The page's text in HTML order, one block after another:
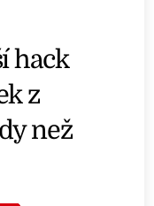
hack
z
než